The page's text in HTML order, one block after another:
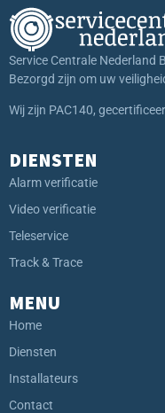
Service Centrale Nederland
Bezorgd zijn om uw
Wij zijn PAC140,
DIENSTEN
Alarm verificatie
Video verificatie
Teleservice
Track & Trace
MENU
Home
Diensten
Installateurs
Contact